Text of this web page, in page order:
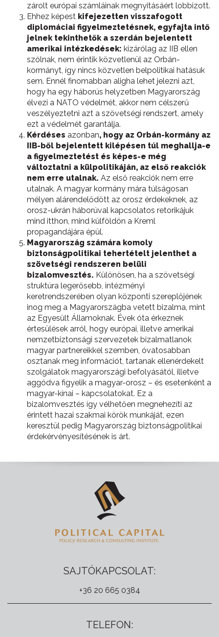
zárolt európai számláinak megnyitásáért lobbizott.
Ehhez képest kifejezetten visszafogott
diplomáciai figyelmeztetésnek, egyfajta intő
jelnek tekinthetők a szerdán bejelentett
amerikai intézkedések: kizárólag az IIB ellen
szólnak, nem érintik közvetlenül az Orbán-
kormányt, így nincs közvetlen belpolitikai hatásuk
sem. Ennél finomabban aligha lehet jelezni azt,
hogy ha egy háborús helyzetben Magyarország
élvezi a NATO védelmét, akkor nem célszerű
veszélyeztetni azt a szövetségi rendszert, amely
ezt a védelmét garantálja.
Kérdéses azonban, hogy az Orbán-kormány az
IIB-ből bejelentett kilépésen túl meghallja-e
a figyelmeztetést és képes-e még
változtatni a külpolitikáján, az első reakciók
nem erre utalnak. Az első reakciók nem erre
utalnak. A magyar kormány mára túlságosan
mélyen alárendelődött az orosz érdekeknek, az
orosz-ukrán háborúval kapcsolatos retorikájuk
mind itthon, mind külföldön a Kreml
propagandájára épül.
Magyarország számára komoly
biztonságpolitikai tehertételt jelenthet a
szövetségi rendszeren belüli
bizalomvesztés. Különösen, ha a szövetségi
struktúra legerősebb, intézményi
keretrendszerében olyan központi szereplőjének
inog meg a Magyarországba vetett bizalma, mint
az Egyesült Államoknak. Évek óta érkeznek
értesülések arról, hogy európai, illetve amerikai
nemzetbiztonsági szervezetek bizalmatlanok
magyar partnereikkel szemben, óvatosabban
osztanak meg információt, tartanak ellenérdekelt
szolgálatok magyarországi befolyásától, illetve
aggódva figyelik a magyar-orosz – és esetenként a
magyar-kínai – kapcsolatokat. Ez a
bizalomvesztés így vélhetően megnehezíti az
érintett hazai szakmai körök munkáját, ezen
keresztül pedig Magyarország biztonságpolitikai
érdekérvényesítésének is árt.
SAJTÓKAPCSOLAT:
+36 20 665 0384
TELEFON: